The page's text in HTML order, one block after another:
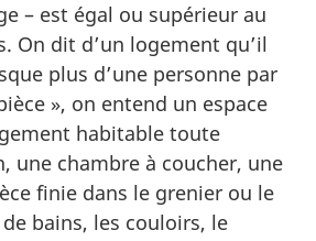
– est égal ou supérieur au
On dit d’un logement qu’il
plus d’une personne par
», on entend un espace
habitable toute
une chambre à coucher, une
finie dans le grenier ou le
bains, les couloirs, le